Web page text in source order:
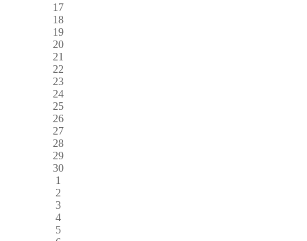
17
18
19
20
21
22
23
24
25
26
27
28
29
30
1
2
3
4
5